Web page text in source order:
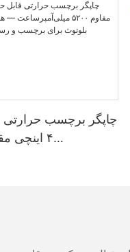
چاپگر برچسب حرارتی